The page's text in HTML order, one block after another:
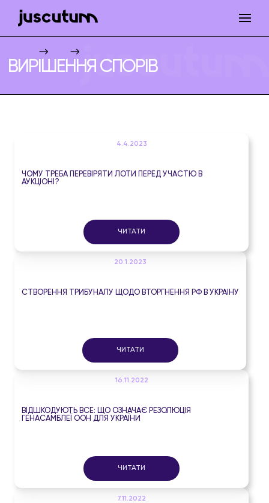
ВИРІШЕННЯ СПОРІВ
4.4.2023
ЧОМУ ТРЕБА ПЕРЕВІРЯТИ ЛОТИ ПЕРЕД УЧАСТЮ В
АУКЦІОНІ?
ЧИТАТИ
20.1.2023
СТВОРЕННЯ ТРИБУНАЛУ ЩОДО ВТОРГНЕННЯ РФ В УКРАЇНУ
ЧИТАТИ
16.11.2022
ВІДШКОДУЮТЬ ВСЕ: ЩО ОЗНАЧАЄ РЕЗОЛЮЦІЯ
ГЕНАСАМБЛЕЇ ООН ДЛЯ УКРАЇНИ
ЧИТАТИ
7.11.2022